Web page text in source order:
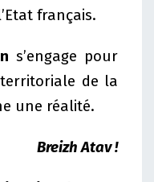
français.
s’engage pour
de la
une réalité.
Breizh Atav !